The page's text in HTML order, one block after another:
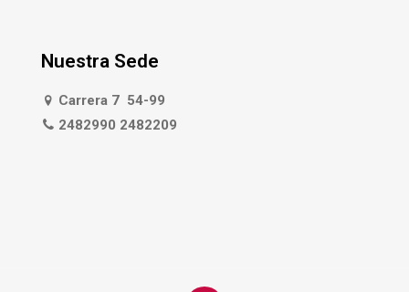
Nuestra Sede
Carrera 7 54-99
2482990 2482209